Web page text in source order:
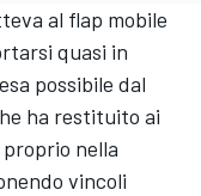
al flap mobile
quasi in
possibile dal
ha restituito ai
nella
vincoli